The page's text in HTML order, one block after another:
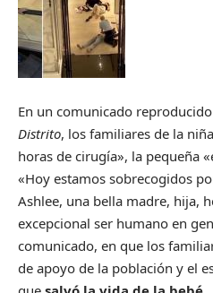
En un comunicado
Distrito, los familiares de la
horas de cirugía», la pequeña
«Hoy estamos sobrecogidos
Ashlee, una bella madre, hija,
excepcional ser humano en
comunicado, en que los
de apoyo de la población y el